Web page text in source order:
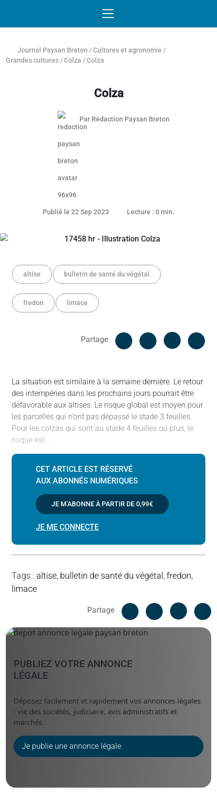
Journal Paysan Breton /Cultures et agronomie /
Grandes cultures /Colza /Colza
Colza
Article réservé aux abonnés
Par Rédaction Paysan Breton
Publié le 22 Sep 2023 21 septembre 2023
Lecture : 0 min.
altise bulletin de santé du végétal
fredon limace
Partage
Facebook
La situation est similaire à la semaine dernière. Le retour
des intempéries dans les prochains jours pourrait être
défavorable aux altises. Le risque global est moyen pour
les parcelles qui n’ont pas dépassé le stade 3 feuilles.
Pour les colzas qui sont au stade 4 feuilles ou plus, le
risque est…
CET ARTICLE EST RÉSERVÉ
AUX ABONNÉS NUMÉRIQUES
JE M’ABONNE À PARTIR DE0,99€
JE ME CONNECTE
Tags : altise, bulletin de santé du végétal ,fredon,
limace
Partage
Facebook
Linked
PUBLIEZ VOTRE ANNONCE
LÉGALE
Déposez facilement et rapidement vos annonces légales
: vie des sociétés, judiciaire, avis administratifs et
marchés.
Je publie une annonce légale